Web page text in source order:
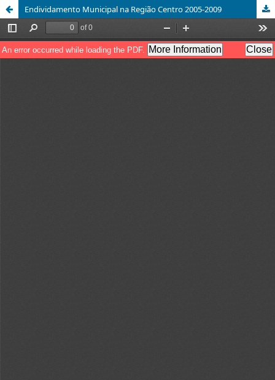
Endividamento Municipal na Região Centro 2005-2009